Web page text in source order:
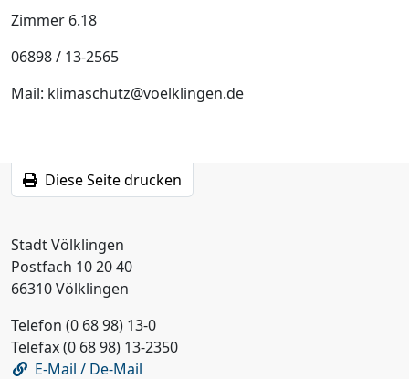
Zimmer 6.18
06898 / 13-2565
Mail: klimaschutz@voelklingen.de
Diese Seite drucken
Stadt Völklingen
Postfach 10 20 40
66310 Völklingen
Telefon (0 68 98) 13-0
Telefax (0 68 98) 13-2350
E-Mail / De-Mail